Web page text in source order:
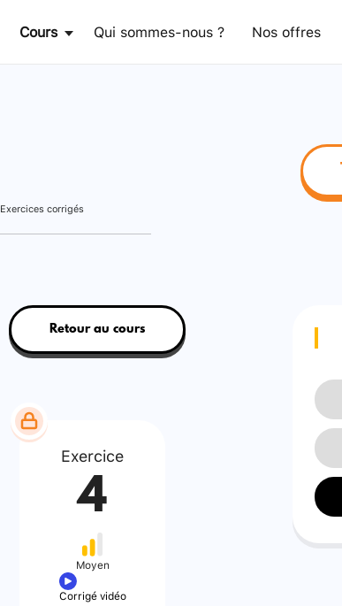
Cours Qui sommes-nous ? Nos offres
Exercices corrigés
Retour au cours
Exercice
4
Moyen
Corrigé vidéo